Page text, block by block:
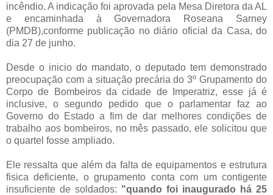
incêndio. A indicação foi aprovada pela Mesa Diretora da AL
e encaminhada à Governadora Roseana Sarney
(PMDB),conforme publicação no diário oficial da Casa, do
dia 27 de junho.
Desde o inicio do mandato, o deputado tem demonstrado
preocupação com a situação precária do 3º Grupamento do
Corpo de Bombeiros da cidade de Imperatriz, esse já é
inclusive, o segundo pedido que o parlamentar faz ao
Governo do Estado a fim de dar melhores condições de
trabalho aos bombeiros, no mês passado, ele solicitou que
o quartel fosse ampliado.
Ele ressalta que além da falta de equipamentos e estrutura
fisica deficiente, o grupamento conta com um contigente
insuficiente de soldados: "quando foi inaugurado há 25